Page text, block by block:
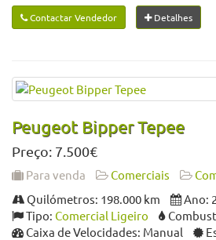
Contactar Vendedor Detalhes
Peugeot Bipper Tepee
Preço: 7.500€
Para venda Comerciais
Quilómetros: 198.000 km
Ano:
Tipo: Comercial Ligeiro
Caixa de Velocidades: Manual